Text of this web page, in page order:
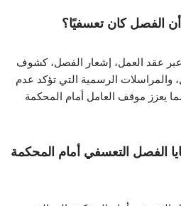
الفصل كان تعسفيًا؟
عقد العمل، إشعار الفصل، كشوف
والمراسلات الرسمية التي تؤكد عدم
يعزز موقف العامل أمام المحكمة
الفصل التعسفي أمام المحكمة